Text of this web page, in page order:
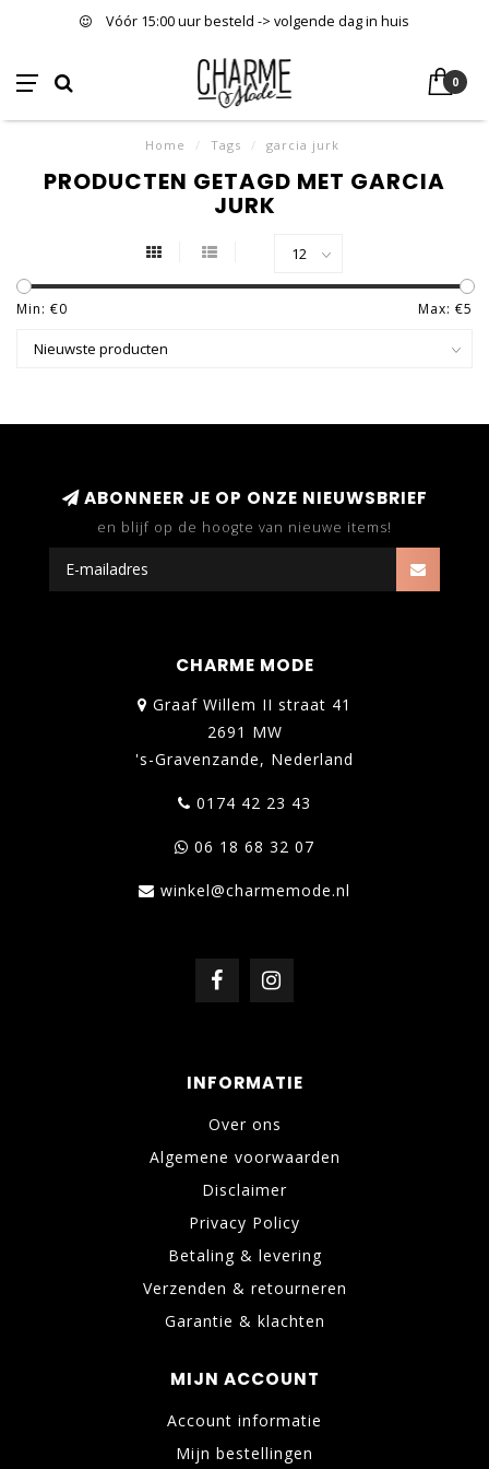
Vóór 15:00 uur besteld -> volgende dag in huis
0
Home / Tags / garcia jurk
PRODUCTEN GETAGD MET GARCIA
JURK
Min: €0 Max: €5
ABONNEER JE OP ONZE NIEUWSBRIEF
en blijf op de hoogte van nieuwe items!
CHARME MODE
Graaf Willem II straat 41
2691 MW
's-Gravenzande, Nederland
0174 42 23 43
06 18 68 32 07
winkel@charmemode.nl
INFORMATIE
Over ons
Algemene voorwaarden
Disclaimer
Privacy Policy
Betaling & levering
Verzenden & retourneren
Garantie & klachten
MIJN ACCOUNT
Account informatie
Mijn bestellingen